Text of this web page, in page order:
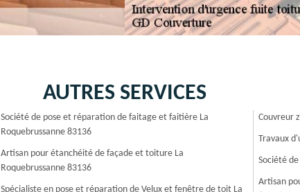
AUTRES SERVICES
Société de pose et réparation de faitage et faitière La
Roquebrussanne 83136
Artisan pour étanchéité de façade et toiture La
Roquebrussanne 83136
Spécialiste en pose et réparation de Velux et fenêtre de toit La
Couvreur
Travaux
Société
Artisan